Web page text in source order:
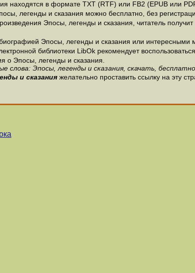
находятся в формате ТХТ (RTF) или FB2 (EPUB или
легенды и сказания можно бесплатно, без
Эпосы, легенды и сказания, читатель
Эпосы, легенды и сказания или
библиотеки LibOk рекомендует
о Эпосы, легенды и сказания.
слова: Эпосы, легенды и сказания, скачать,
и сказания желательно проставить ссылку на эту